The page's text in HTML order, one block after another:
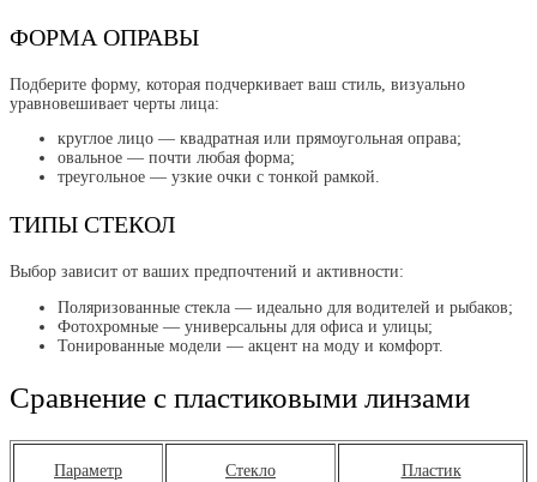
ФОРМА ОПРАВЫ
Подберите форму, которая подчеркивает ваш стиль, визуально
уравновешивает черты лица:
круглое лицо — квадратная или прямоугольная оправа;
овальное — почти любая форма;
треугольное — узкие очки с тонкой рамкой.
ТИПЫ СТЕКОЛ
Выбор зависит от ваших предпочтений и активности:
Поляризованные стекла — идеально для водителей и рыбаков;
Фотохромные — универсальны для офиса и улицы;
Тонированные модели — акцент на моду и комфорт.
Сравнение с пластиковыми линзами
Параметр Стекло Пластик